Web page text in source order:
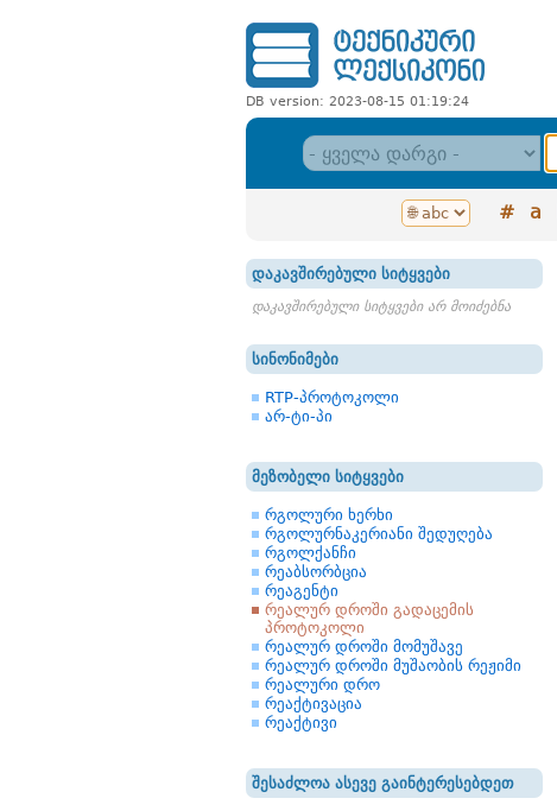
DB version: 2023-08-15 01:19:24
# a
დაკავშირებული სიტყვები
დაკავშირებული სიტყვები არ მოიძებნა
სინონიმები
RTP-პროტოკოლი
არ-ტი-პი
მეზობელი სიტყვები
რგოლური ხერხი
რგოლურნაკერიანი შედუღება
რგოლქანჩი
რეაბსორბცია
რეაგენტი
რეალურ დროში გადაცემის
პროტოკოლი
რეალურ დროში მომუშავე
რეალურ დროში მუშაობის რეჟიმი
რეალური დრო
რეაქტივაცია
რეაქტივი
შესაძლოა ასევე გაინტერესებდეთ